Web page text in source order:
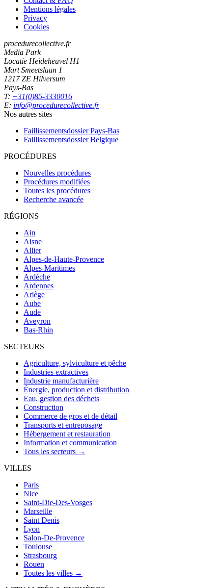
Mentions légales
Privacy
Cookies
procedurecollective.fr
Media Park
Locatie Heideheuvel H1
Mart Smeetslaan 1
1217 ZE Hilversum
Pays-Bas
T: +31(0)85-3330016
E: info@procedurecollective.fr
Nos autres sites
Faillissementsdossier Pays-Bas
Faillissementsdossier Belgique
PROCÉDURES
Nouvelles procédures
Procédures modifiées
Toutes les procédures
Recherche avancée
RÉGIONS
Ain
Aisne
Allier
Alpes-de-Haute-Provence
Alpes-Maritimes
Ardèche
Ardennes
Ariège
Aube
Aude
Aveyron
Bas-Rhin
SECTEURS
Agriculture, sylviculture et pêche
Industries extractives
Industrie manufacturière
Énergie, production et distribution
Eau, gestion des déchets
Construction
Commerce de gros et de détail
Transports et entreposage
Hébergement et restauration
Information et communication
Tous les secteurs →
VILLES
Paris
Nice
Saint-Die-Des-Vosges
Marseille
Saint Denis
Lyon
Salon-De-Provence
Toulouse
Strasbourg
Rouen
Toutes les villes →